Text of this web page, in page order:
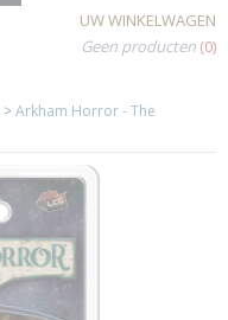
UW WINKELWAGEN
Geen producten (0)
>Arkham Horror - The